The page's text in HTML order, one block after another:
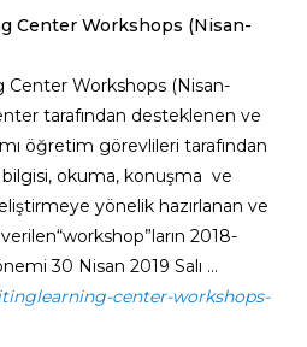
Center Workshops (Nisan-
Workshops (Nisan-
tarafından desteklenen ve
öğretim görevlileri tarafından
bilgisi, okuma, konuşma ve
yönelik hazırlanan ve
2018-
30 Nisan 2019 Salı ...
center-workshops-